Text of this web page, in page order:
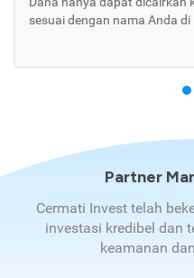
sesuai dengan nama Anda di
Partner
Cermati Invest telah
investasi kredibel dan
keamanan